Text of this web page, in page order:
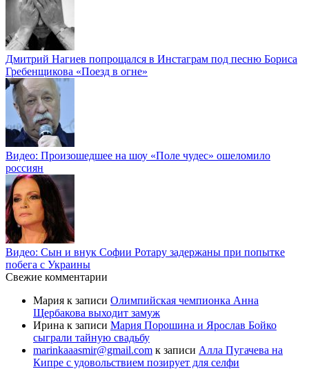
Дмитрий Нагиев попрощался в Инстаграм под песню Бориса
Гребенщикова «Поезд в огне»
Видео: Произошедшее на шоу «Поле чудес» ошеломило
россиян
Видео: Сын и внук Софии Ротару задержаны при попытке
побега с Украины
Свежие комментарии
Мария к записи Олимпийская чемпионка Анна
Щербакова выходит замуж
Ирина к записи Мария Порошина и Ярослав Бойко
сыграли тайную свадьбу
marinkaaasmir@gmail.com к записи Алла Пугачева на
Кипре с удовольствием позирует для селфи